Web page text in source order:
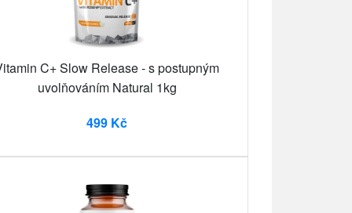
C+ Slow Release - s postupným
uvolňováním Natural 1kg
499 Kč